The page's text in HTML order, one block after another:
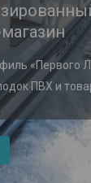
«Первого
ПВХ и